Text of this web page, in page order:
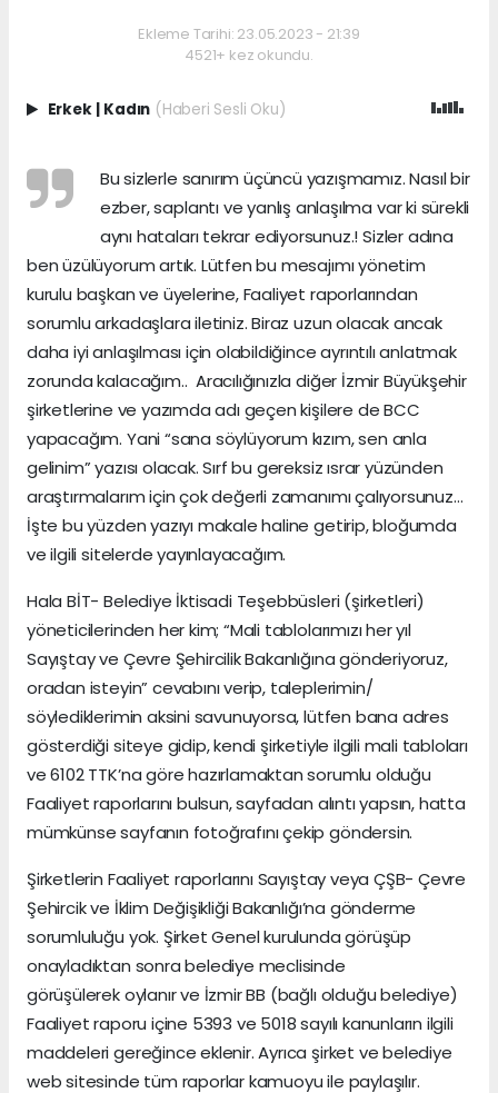
Ekleme Tarihi: 23.05.2023 - 21:39
4521+ kez okundu.
Erkek | Kadın (Haberi Sesli Oku)
Bu sizlerle sanırım üçüncü yazışmamız. Nasıl bir
ezber, saplantı ve yanlış anlaşılma var ki sürekli
aynı hataları tekrar ediyorsunuz.! Sizler adına
ben üzülüyorum artık. Lütfen bu mesajımı yönetim
kurulu başkan ve üyelerine, Faaliyet raporlarından
sorumlu arkadaşlara iletiniz. Biraz uzun olacak ancak
daha iyi anlaşılması için olabildiğince ayrıntılı anlatmak
zorunda kalacağım.. Aracılığınızla diğer İzmir Büyükşehir
şirketlerine ve yazımda adı geçen kişilere de BCC
yapacağım. Yani “sana söylüyorum kızım, sen anla
gelinim” yazısı olacak. Sırf bu gereksiz ısrar yüzünden
araştırmalarım için çok değerli zamanımı çalıyorsunuz…
İşte bu yüzden yazıyı makale haline getirip, bloğumda
ve ilgili sitelerde yayınlayacağım.
Hala BİT- Belediye İktisadi Teşebbüsleri (şirketleri)
yöneticilerinden her kim; “Mali tablolarımızı her yıl
Sayıştay ve Çevre Şehircilik Bakanlığına gönderiyoruz,
oradan isteyin” cevabını verip, taleplerimin/
söylediklerimin aksini savunuyorsa, lütfen bana adres
gösterdiği siteye gidip, kendi şirketiyle ilgili mali tabloları
ve 6102 TTK’na göre hazırlamaktan sorumlu olduğu
Faaliyet raporlarını bulsun, sayfadan alıntı yapsın, hatta
mümkünse sayfanın fotoğrafını çekip göndersin.
Şirketlerin Faaliyet raporlarını Sayıştay veya ÇŞB- Çevre
Şehircik ve İklim Değişikliği Bakanlığı’na gönderme
sorumluluğu yok. Şirket Genel kurulunda görüşüp
onayladıktan sonra belediye meclisinde
görüşülerek oylanır ve İzmir BB (bağlı olduğu belediye)
Faaliyet raporu içine 5393 ve 5018 sayılı kanunların ilgili
maddeleri gereğince eklenir. Ayrıca şirket ve belediye
web sitesinde tüm raporlar kamuoyu ile paylaşılır.